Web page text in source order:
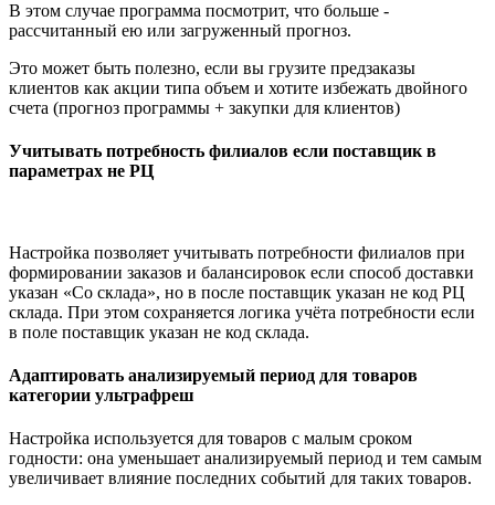
В этом случае программа посмотрит, что больше -
рассчитанный ею или загруженный прогноз.
Это может быть полезно, если вы грузите предзаказы
клиентов как акции типа объем и хотите избежать двойного
счета (прогноз программы + закупки для клиентов)
Учитывать потребность филиалов если поставщик в
параметрах не РЦ
Настройка позволяет учитывать потребности филиалов при
формировании заказов и балансировок если способ доставки
указан «Со склада», но в после поставщик указан не код РЦ
склада. При этом сохраняется логика учёта потребности если
в поле поставщик указан не код склада.
Адаптировать анализируемый период для товаров
категории ультрафреш
Настройка используется для товаров с малым сроком
годности: она уменьшает анализируемый период и тем самым
увеличивает влияние последних событий для таких товаров.